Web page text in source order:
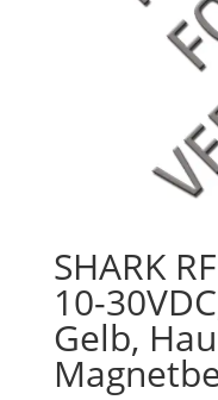
SHARK
10-
Gelb,